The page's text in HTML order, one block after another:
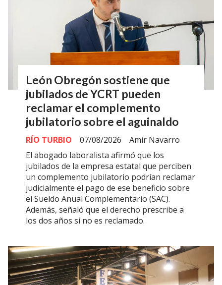
León Obregón sostiene que
jubilados de YCRT pueden
reclamar el complemento
jubilatorio sobre el aguinaldo
Amir Navarro
RÍO TURBIO
07/08/2026
El abogado laboralista afirmó que los
jubilados de la empresa estatal que perciben
un complemento jubilatorio podrían reclamar
judicialmente el pago de ese beneficio sobre
el Sueldo Anual Complementario (SAC).
Además, señaló que el derecho prescribe a
los dos años si no es reclamado.